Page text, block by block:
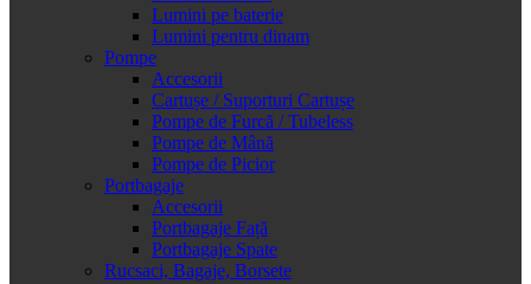
Lumini pe baterie
Lumini pentru dinam
Pompe
Accesorii
Cartușe / Suporturi Cartușe
Pompe de Furcă / Tubeless
Pompe de Mână
Pompe de Picior
Portbagaje
Accesorii
Portbagaje Față
Portbagaje Spate
Rucsaci, Bagaje, Borsete